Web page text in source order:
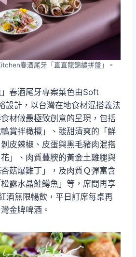
春酒尾牙「直直龍錦繡拼盤」。
春酒尾牙專案菜色由Soft
設計，以台灣在地食材混搭義法
材做最極致創意的呈現，包括
賞拌橄欖」、酸甜清爽的「鮮
皮辣椒、皮蛋與黑毛豬肉混搭
」、肉質豐腴的黃金土雞腿與
菇爆雞丁」，及肉質Ｑ彈富含
露水晶鮭鱒魚」等，席間再享
酒無限暢飲，平日訂席每桌再
金牌啤酒。